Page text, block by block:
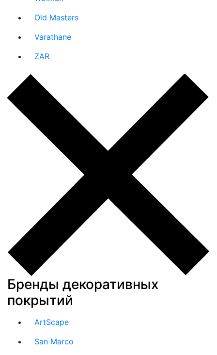
Old Masters
Varathane
ZAR
Бренды декоративных
покрытий
ArtScape
San Marco